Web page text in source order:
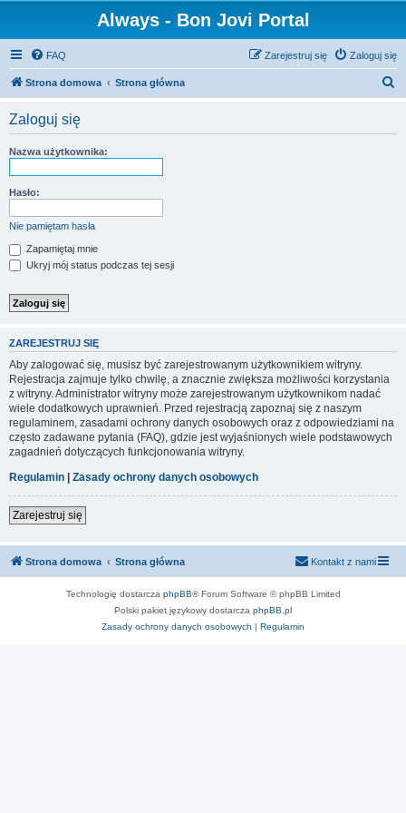
Always - Bon Jovi Portal
FAQ Zaloguj się
Zarejestruj się
Strona domowa Strona główna
Zaloguj się
Nazwa użytkownika:
Hasło:
Nie pamiętam hasła
Zapamiętaj mnie
Ukryj mój status podczas tej sesji
ZAREJESTRUJ SIĘ
Aby zalogować się, musisz być zarejestrowanym użytkownikiem witryny.
Rejestracja zajmuje tylko chwilę, a znacznie zwiększa możliwości korzystania
z witryny. Administrator witryny może zarejestrowanym użytkownikom nadać
wiele dodatkowych uprawnień. Przed rejestracją zapoznaj się z naszym
regulaminem, zasadami ochrony danych osobowych oraz z odpowiedziami na
często zadawane pytania (FAQ), gdzie jest wyjaśnionych wiele podstawowych
zagadnień dotyczących funkcjonowania witryny.
Regulamin | Zasady ochrony danych osobowych
Zarejestruj się
Strona domowa Strona główna Kontakt z nami
Technologię dostarcza phpBB® Forum Software © phpBB Limited
Polski pakiet językowy dostarcza phpBB.pl
Zasady ochrony danych osobowych | Regulamin